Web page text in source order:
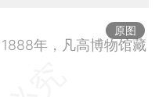
原图
年，凡高博物馆藏